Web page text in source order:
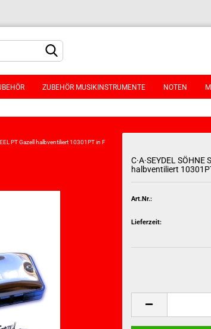
ZUBEHÖR MUSIKINSTRUMENTE NOTEN
PT Gazell halbventiliert 10301PT in F
C·A·SEYDEL SÖHNE
halbventiliert
Art.Nr.:
Lieferzeit: